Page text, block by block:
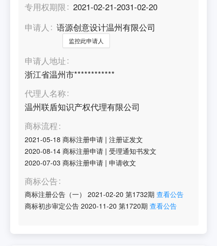
专用权期限
2021-02-21-2031-02-20
申请人
语源创意设计温州有限公司
监控此申请人
申请人地址
浙江省温州市************
代理人名称
温州联盾知识产权代理有限公司
商标流程
2021-05-18 商标注册申请 |注册证发文
2020-08-14 商标注册申请 |受理通知书发文
2020-07-03 商标注册申请 |申请收文
商标公告
商标注册公告（一） 2021-02-20 第1732期 查看公告
商标初步审定公告 2020-11-20 第1720期 查看公告